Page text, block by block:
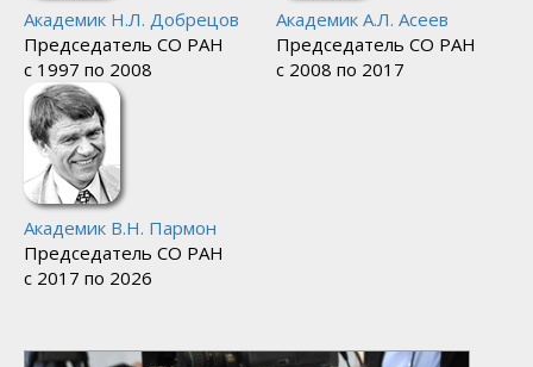
Академик Н.Л. Добрецов
Председатель СО РАН
с 1997 по 2008
Академик А.Л. Асеев
Председатель СО РАН
с 2008 по 2017
Академик В.Н. Пармон
Председатель СО РАН
с 2017 по 2026